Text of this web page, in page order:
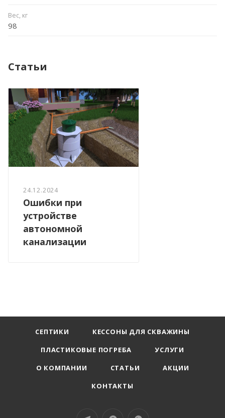
Вес, кг
98
Статьи
24.12.2024
Ошибки при
устройстве
автономной
канализации
СЕПТИКИ
КЕССОНЫ ДЛЯ СКВАЖИНЫ
ПЛАСТИКОВЫЕ ПОГРЕБА
УСЛУГИ
О КОМПАНИИ
СТАТЬИ
АКЦИИ
КОНТАКТЫ